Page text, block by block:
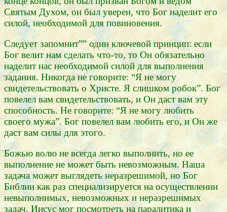
Святым Духом, он был уверен, что Бог наделит его
силой, необходимой для повиновения.
Следует запомнит”” один ключевой принцип: если
Бог велит нам сделать что-то, то Он обязательно
наделит нас необходимой силой для выполнения
задания. Никогда не говорите: “Я не могу
свидетельствовать о Христе. Я слишком робок”. Бог
повелел вам свидетельствовать, и Он даст вам эту
способность. Не говорите: “Я не могу любить
своего мужа”. Бог повелел вам любить его, и Он же
даст вам силы для этого.
Божью волю не всегда легко выполнить, но ее
выполнение не может быть невозможным. Наша
задача может выглядеть неразрешимой, но Бог
Библии как раз специализируется на осуществлении
невыполнимых, невозможных и неразрешимых
задач. Иисус мог посмотреть на паралитика и